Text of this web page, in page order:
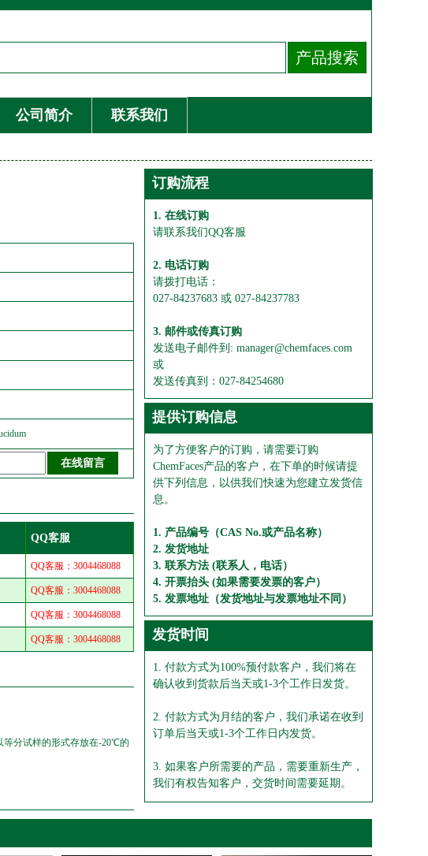
公司简介 联系我们
QQ客服
QQ客服：3004468088
QQ客服：3004468088
QQ客服：3004468088
QQ客服：3004468088
等分试样的形式存放在-20℃的
订购流程
1. 在线订购
请联系我们QQ客服
2. 电话订购
请拨打电话：
027-84237683 或 027-84237783
3. 邮件或传真订购
发送电子邮件到: manager@chemfaces.com
或
发送传真到：027-84254680
提供订购信息
为了方便客户的订购，请需要订购
ChemFaces产品的客户，在下单的时候请提
供下列信息，以供我们快速为您建立发货信
息。
1. 产品编号（CAS No.或产品名称）
2. 发货地址
3. 联系方法 (联系人，电话）
4. 开票抬头 (如果需要发票的客户）
5. 发票地址（发货地址与发票地址不同）
发货时间
1. 付款方式为100%预付款客户，我们将在
确认收到货款后当天或1-3个工作日发货。
2. 付款方式为月结的客户，我们承诺在收到
订单后当天或1-3个工作日内发货。
3. 如果客户所需要的产品，需要重新生产，
我们有权告知客户，交货时间需要延期。